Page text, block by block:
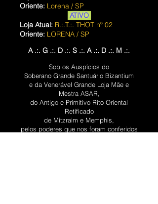
Oriente: Lorena / SP
ATIVO
Loja Atual: R.:.T.:. THOT nº 02
Oriente: LORENA / SP
​A .:. G .:. D .:. S .:. A .:. D .:. M .:.
Sob os Auspícios do
Soberano Grande Santuário Bizantium
e da Venerável Grande Loja Mãe e
Mestra ASAR,
do Antigo e Primitivo Rito Oriental
Retificado
de Mitzraim e Memphis,
pelos poderes que nos foram conferidos